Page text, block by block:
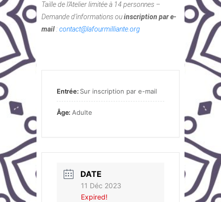
Taille de l’Atelier limitée à 14 personnes –
Demande d’informations ouinscription par e-
mail:contact@lafourmilliante.org
Entrée: Sur inscription par e-mail
Âge: Adulte
DATE
11 Déc 2023
Expired!